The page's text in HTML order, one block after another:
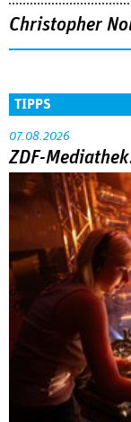
Christopher
TIPPS
07.08.2026
ZDF-